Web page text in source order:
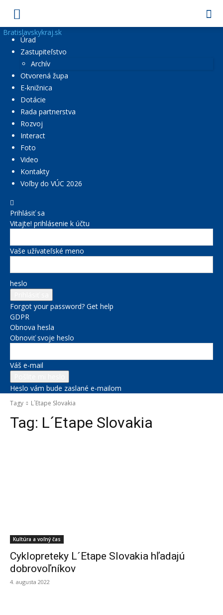
Bratislavskykraj.sk
Úrad
Zastupiteľstvo
Archív
Otvorená župa
E-knižnica
Dotácie
Rada partnerstva
Rozvoj
Interact
Foto
Video
Kontakty
Voľby do VÚC 2026
Prihlásiť sa
Vitajte! prihlásenie k účtu
Vaše užívateľské meno
heslo
Forgot your password? Get help
GDPR
Obnova hesla
Obnoviť svoje heslo
Váš e-mail
Heslo vám bude zaslané e-mailom
Tagy L´Etape Slovakia
Tag: L´Etape Slovakia
Kultúra a voľný čas
Cyklopreteky L´Etape Slovakia hľadajú
dobrovoľníkov
4. augusta 2022